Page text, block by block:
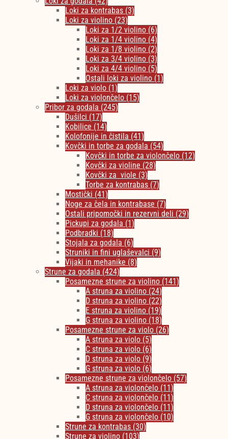
Loki za kontrabas (3)
Loki za violino (23)
Loki za 1/2 violino (6)
Loki za 1/4 violino (4)
Loki za 1/8 violino (2)
Loki za 3/4 violino (3)
Loki za 4/4 violino (5)
Ostali loki za violino (1)
Loki za violo (1)
Loki za violončelo (15)
Pribor za godala (245)
Dušilci (17)
Kobilice (14)
Kolofonije in čistila (41)
Kovčki in torbe za godala (54)
Kovčki in torbe za violončelo (12)
Kovčki za violine (28)
Kovčki za viole (3)
Torbe za kontrabas (7)
Mostički (41)
Noge za čela in kontrabase (7)
Ostali pripomočki in rezervni deli (29)
Pickupi za godala (1)
Podbradki (18)
Stojala za godala (6)
Struniki in fini uglaševalci (9)
Vijaki in mehanike (8)
Strune za godala (424)
Posamezne strune za violino (141)
A struna za violino (24)
D struna za violino (22)
E struna za violino (19)
G struna za violino (18)
Posamezne strune za violo (26)
A struna za violo (5)
C struna za violo (6)
D struna za violo (9)
G struna za violo (6)
Posamezne strune za violončelo (57)
A struna za violončelo (11)
C struna za violončelo (11)
D struna za violončelo (11)
G struna za violončelo (10)
Strune za kontrabas (30)
Strune za violino (103)